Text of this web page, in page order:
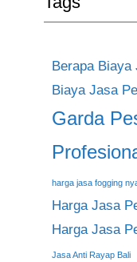
Berapa Biaya
Biaya Jasa
Garda
harga jasa fogging
Harga Jasa
Harga Jasa
Jasa Anti Rayap Bali